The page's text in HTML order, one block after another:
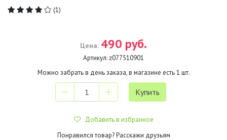
(1)
Цена: 490 руб.
Артикул: z077510901
Можно забрать в день заказа, в магазине есть1 шт.
Добавить в избранное
Понравился товар? Расскажи друзьям